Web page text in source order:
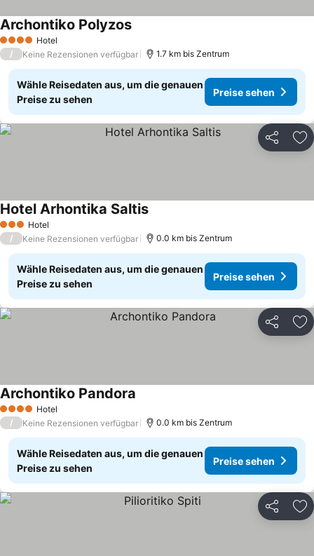
4 Sterne Hotel
Archontiko Polyzos
/ Keine Rezensionen verfügbar 1.7 km bis Zentrum
Wähle Reisedaten aus, um die genauen
Preise zu sehen
Preise sehen
Teilen
3 SterneHotel
Hotel Arhontika Saltis
/ Keine Rezensionen verfügbar 0.0 km bis Zentrum
Wähle Reisedaten aus, um die genauen
Preise zu sehen
Preise sehen
Teilen
4 Sterne Hotel
Archontiko Pandora
/ Keine Rezensionen verfügbar 0.0 km bis Zentrum
Wähle Reisedaten aus, um die genauen
Preise zu sehen
Preise sehen
Teilen